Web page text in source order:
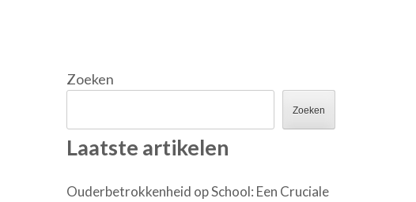
Zoeken
Zoeken
Laatste artikelen
Ouderbetrokkenheid op School: Een Cruciale